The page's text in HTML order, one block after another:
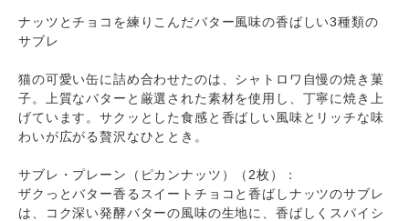
ナッツとチョコを練りこんだバター風味の香ばしい3種類の
サブレ
猫の可愛い缶に詰め合わせたのは、シャトロワ自慢の焼き菓
子。上質なバターと厳選された素材を使用し、丁寧に焼き上
げています。サクッとした食感と香ばしい風味とリッチな味
わいが広がる贅沢なひととき。
サブレ・プレーン（ピカンナッツ）（2枚）：
ザクっとバター香るスイートチョコと香ばしナッツのサブレ
は、コク深い発酵バターの風味の生地に、香ばしくスパイシ